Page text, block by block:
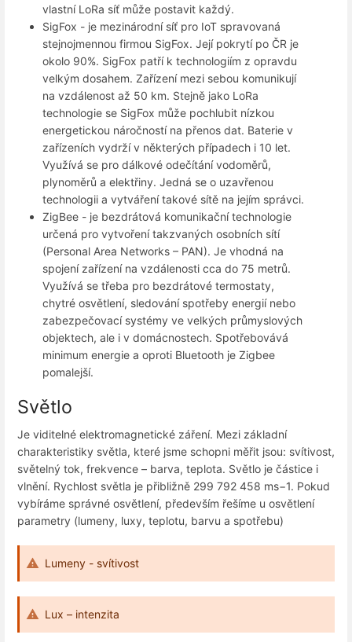
vlastní LoRa síť může postavit každý.
SigFox - je mezinárodní síť pro IoT spravovaná
stejnojmennou firmou SigFox. Její pokrytí po ČR je
okolo 90%. SigFox patří k technologiím z opravdu
velkým dosahem. Zařízení mezi sebou komunikují
na vzdálenost až 50 km. Stejně jako LoRa
technologie se SigFox může pochlubit nízkou
energetickou náročností na přenos dat. Baterie v
zařízeních vydrží v některých případech i 10 let.
Využívá se pro dálkové odečítání vodoměrů,
plynoměrů a elektřiny. Jedná se o uzavřenou
technologii a vytváření takové sítě na jejím správci.
ZigBee - je bezdrátová komunikační technologie
určená pro vytvoření takzvaných osobních sítí
(Personal Area Networks – PAN). Je vhodná na
spojení zařízení na vzdálenosti cca do 75 metrů.
Využívá se třeba pro bezdrátové termostaty,
chytré osvětlení, sledování spotřeby energií nebo
zabezpečovací systémy ve velkých průmyslových
objektech, ale i v domácnostech. Spotřebovává
minimum energie a oproti Bluetooth je Zigbee
pomalejší.
Světlo
Je viditelné elektromagnetické záření. Mezi základní
charakteristiky světla, které jsme schopni měřit jsou: svítivost,
světelný tok, frekvence – barva, teplota. Světlo je částice i
vlnění. Rychlost světla je přibližně 299 792 458 ms−1. Pokud
vybíráme správné osvětlení, především řešíme u osvětlení
parametry (lumeny, luxy, teplotu, barvu a spotřebu)
Lumeny - svítivost
Lux – intenzita